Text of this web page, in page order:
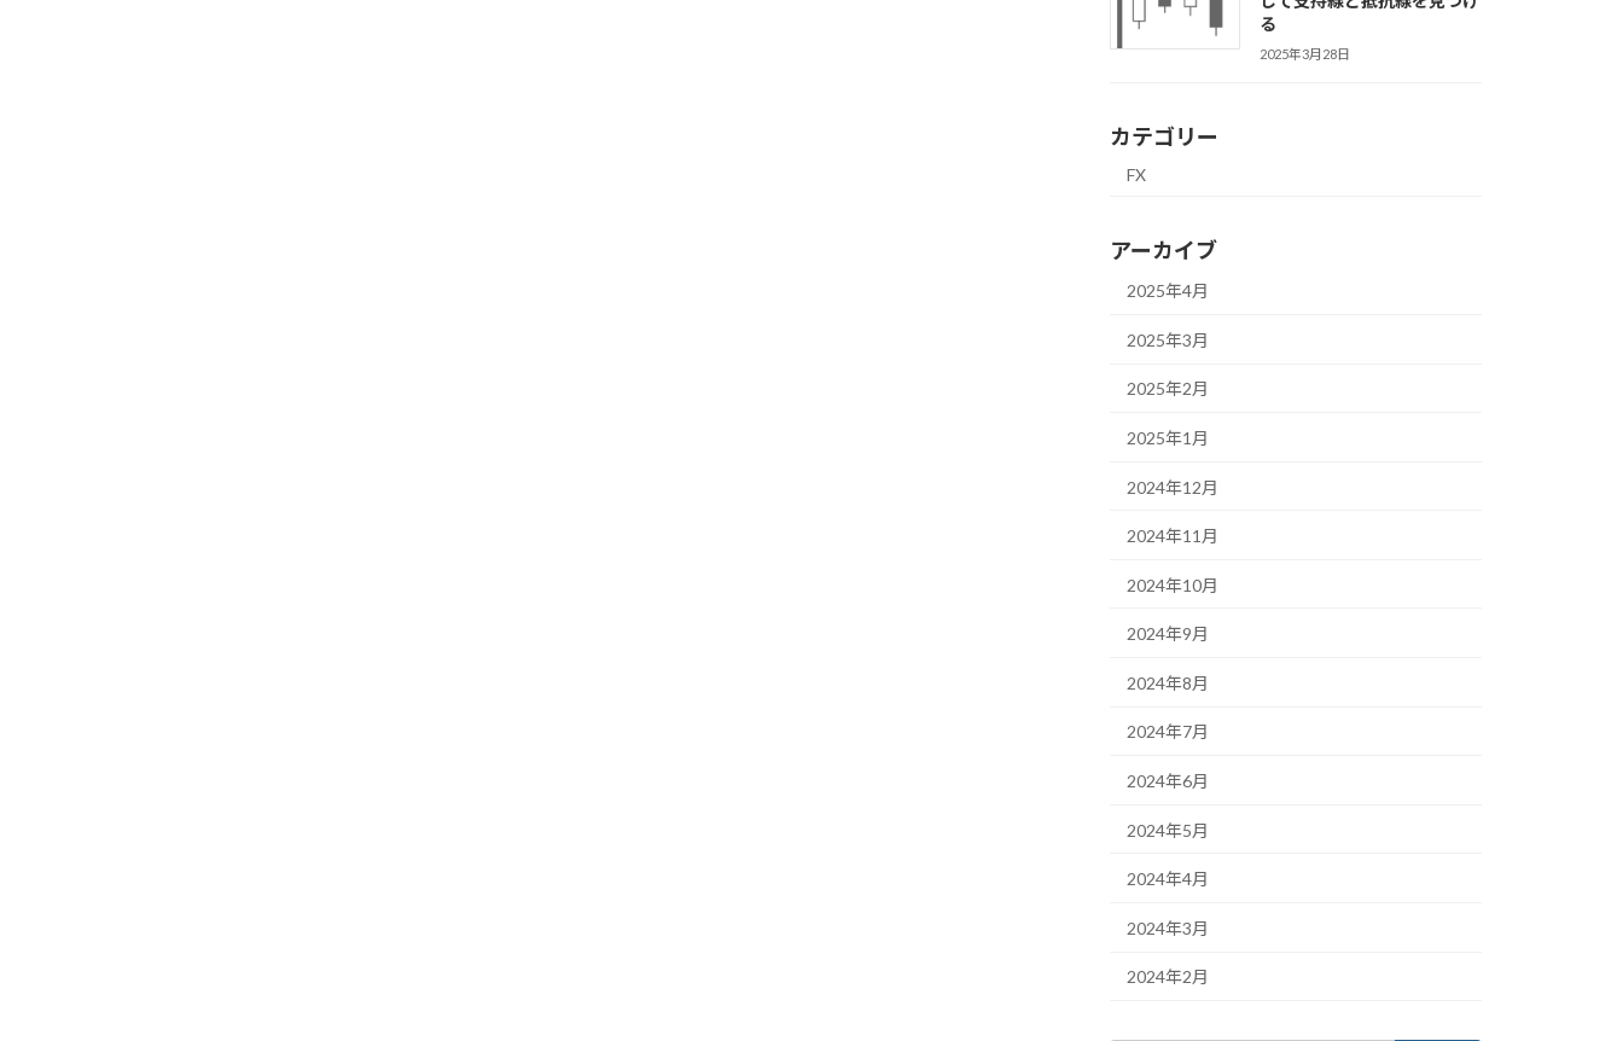
る
2025年3月28日
カテゴリー
FX
アーカイブ
2025年4月
2025年3月
2025年2月
2025年1月
2024年12月
2024年11月
2024年10月
2024年9月
2024年8月
2024年7月
2024年6月
2024年5月
2024年4月
2024年3月
2024年2月